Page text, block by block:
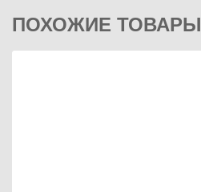
ПОХОЖИЕ ТОВАРЫ